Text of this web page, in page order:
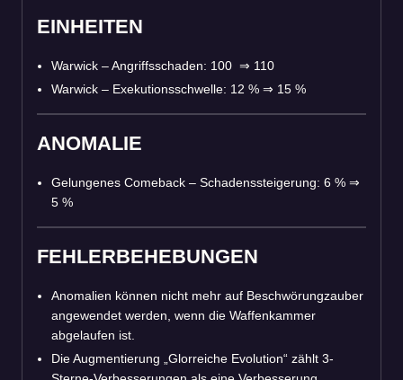
EINHEITEN
Warwick – Angriffsschaden: 100 ⇒ 110
Warwick – Exekutionsschwelle: 12 % ⇒ 15 %
ANOMALIE
Gelungenes Comeback – Schadenssteigerung: 6 % ⇒
5 %
FEHLERBEHEBUNGEN
Anomalien können nicht mehr auf Beschwörungzauber
angewendet werden, wenn die Waffenkammer
abgelaufen ist.
Die Augmentierung „Glorreiche Evolution“ zählt 3-